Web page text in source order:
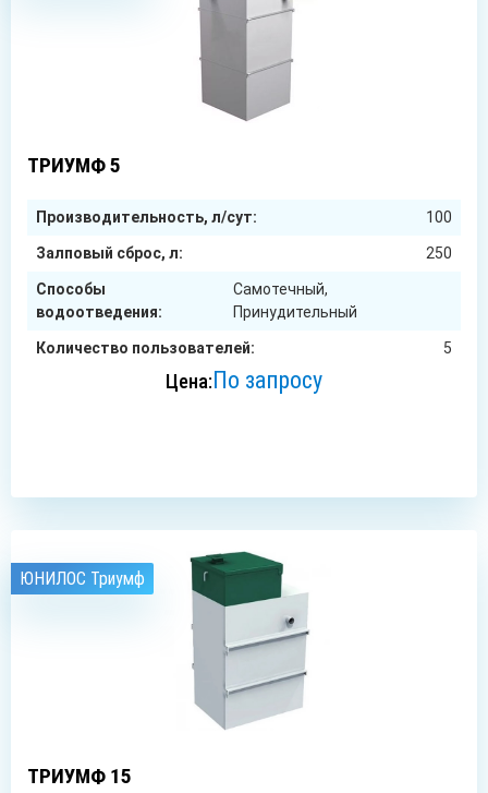
ТРИУМФ 5
Производительность, л/сут: 100
Залповый сброс, л: 250
Способы
водоотведения:
Самотечный,
Принудительный
Количество пользователей: 5
Цена:По запросу
ЮНИЛОС Триумф
ТРИУМФ 15